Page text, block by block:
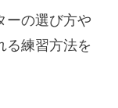
ーの選び方や
る練習方法を